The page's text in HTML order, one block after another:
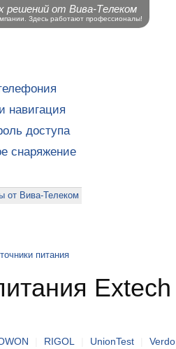
навигация
доступа
снаряжение
от Вива-Телеком
питания
Extech
RIGOL UnionTest Verdo
решений от Вива-Телеком
Здесь работают профессионалы!